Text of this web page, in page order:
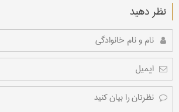
نظر دهید